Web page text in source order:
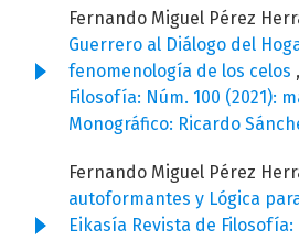
Fernando Miguel Pérez
Guerrero al Diálogo del
fenomenología de los celos ,
Filosofía: Núm. 100 (2021):
Monográfico: Ricardo
Fernando Miguel Pérez
autoformantes y Lógica
Eikasía Revista de Filosofía: